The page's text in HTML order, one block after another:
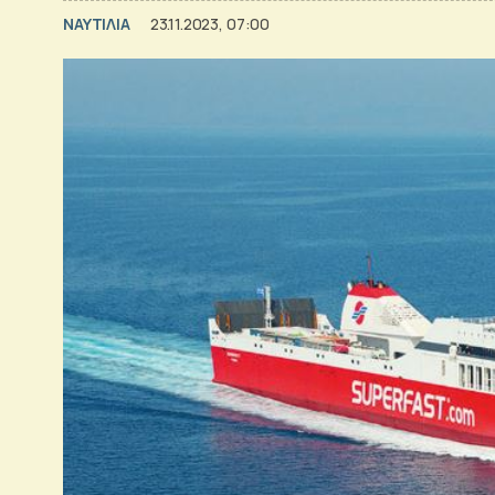
ΝΑΥΤΙΛΙΑ 23.11.2023, 07:00